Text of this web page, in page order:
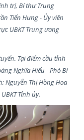
trị, Bí thư Trung
Tiến Hưng - Ủy viên
UBKT Trung ương
Tại điểm cầu tỉnh
Nghĩa Hiếu - Phó Bí
Nguyễn Thị Hồng Hoa
Tỉnh ủy.